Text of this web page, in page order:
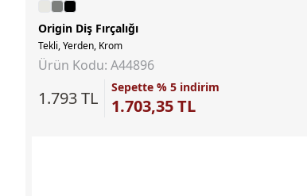
Origin Diş Fırçalığı
Tekli, Yerden, Krom
Ürün Kodu: A44896
1.793 TL
Sepette % 5 indirim
1.703,35 TL